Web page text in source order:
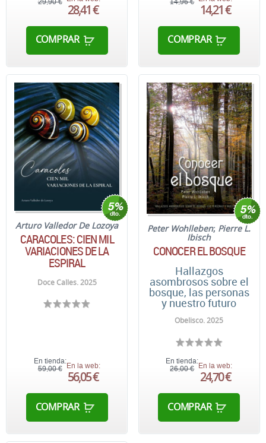
29,90 € 28,41 €
COMPRAR
14,96 € 14,21 €
COMPRAR
Arturo Valledor De Lozoya
CARACOLES: CIEN MIL
VARIACIONES DE LA
ESPIRAL
Doce Calles. 2025
En tienda:
59,00 € En la web:
56,05 €
COMPRAR
Peter Wohlleben; Pierre L.
Ibisch
CONOCER EL BOSQUE
Hallazgos
asombrosos sobre el
bosque, las personas
y nuestro futuro
Obelisco. 2025
En tienda:
26,00 €
En la web:
24,70 €
COMPRAR